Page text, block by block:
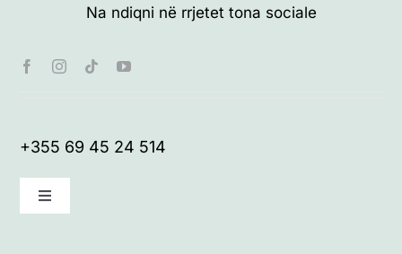
Na ndiqni në rrjetet tona sociale
+355 69 45 24 514
Toggle